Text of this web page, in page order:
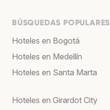
BÚSQUEDAS POPULARES
Hoteles en Bogotá
Hoteles en Medellín
Hoteles en Santa Marta
Hoteles en Girardot City